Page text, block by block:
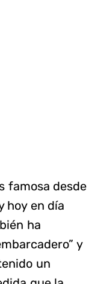
famosa desde
hoy en día
ha
y
un